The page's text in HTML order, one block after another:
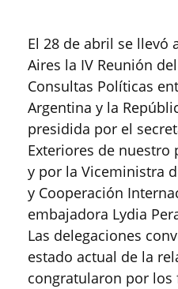
El 28 de abril se llevó
Aires la IV Reunión
Consultas Políticas
Argentina y la
presidida por el
Exteriores de nuestro
y por la Viceministra
y Cooperación
embajadora Lydia
Las delegaciones
estado actual de la
congratularon por los